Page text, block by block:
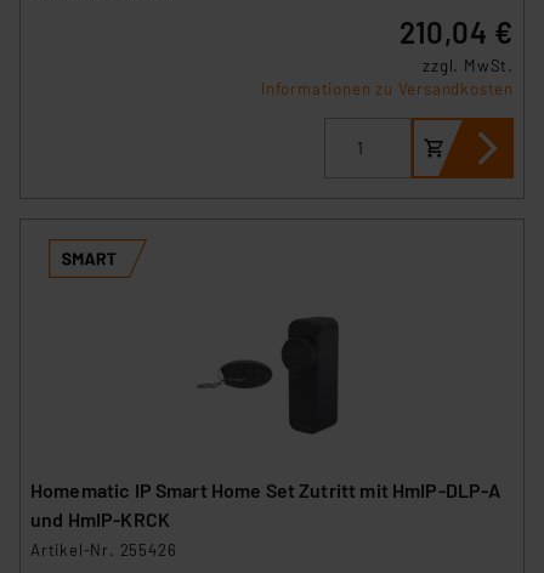
210,04 €
zzgl. MwSt.
Informationen zu Versandkosten
Homematic IP Smart Home Set Zutritt mit HmIP‑DLP-A
und HmIP-KRCK
Artikel-Nr. 255426